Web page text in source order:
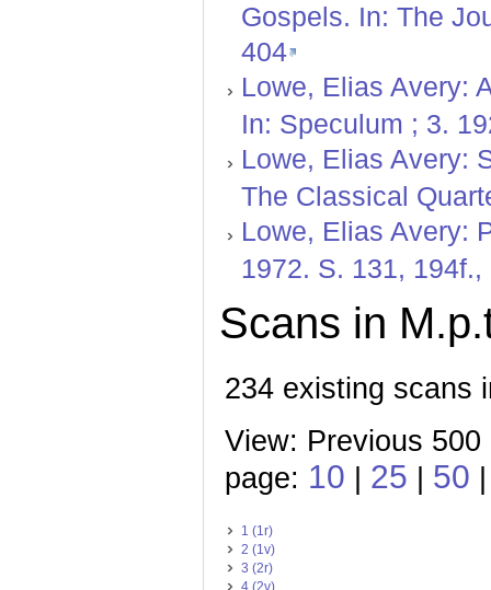
Gospels. In: The
404
Lowe, Elias Avery:
In: Speculum ; 3.
Lowe, Elias Avery:
The Classical
Lowe, Elias Avery:
1972. S. 131,
Scans in
234 existing scans
View: Previous
page: 10 25 50
1 (1r)
2 (1v)
3 (2r)
4 (2v)